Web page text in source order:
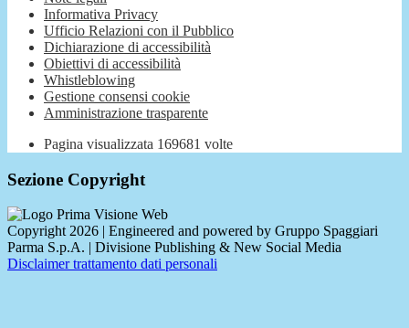
Informativa Privacy
Ufficio Relazioni con il Pubblico
Dichiarazione di accessibilità
Obiettivi di accessibilità
Whistleblowing
Gestione consensi cookie
Amministrazione trasparente
Pagina visualizzata 169681 volte
Sezione Copyright
Copyright 2026 | Engineered and powered by Gruppo Spaggiari
Parma S.p.A. | Divisione Publishing & New Social Media
Disclaimer trattamento dati personali